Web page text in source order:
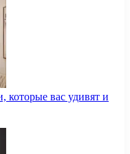
которые вас удивят и